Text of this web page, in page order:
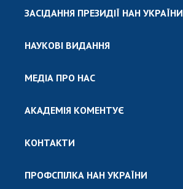
ЗАСІДАННЯ ПРЕЗИДІЇ НАН УКРАЇНИ
НАУКОВІ ВИДАННЯ
МЕДІА ПРО НАС
АКАДЕМІЯ КОМЕНТУЄ
КОНТАКТИ
ПРОФСПІЛКА НАН УКРАЇНИ